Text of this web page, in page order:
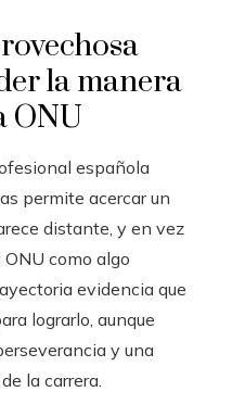
la manera
ONU
española
permite acercar un
distante, y en vez
como algo
evidencia que
lograrlo, aunque
y una
la carrera.